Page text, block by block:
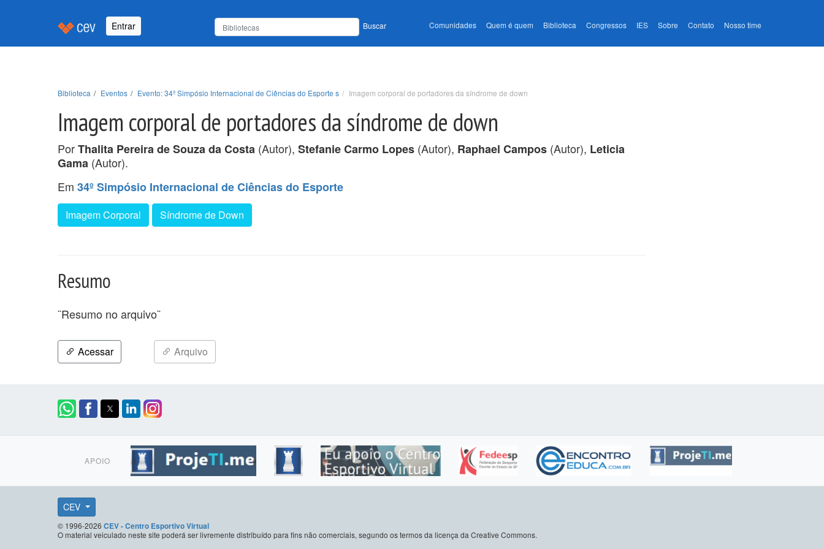
Entrar Buscar Comunidades Quem é quem Biblioteca Congressos IES Sobre Contato Nosso time
Biblioteca Eventos Evento: 34º Simpósio Internacional de Ciências do Esporte s Imagem corporal de portadores da síndrome de down
Imagem corporal de portadores da síndrome de down
PorThalita Pereira de Souza da Costa (Autor), Stefanie Carmo Lopes (Autor), Raphael Campos (Autor), Leticia
Gama (Autor).
Em 34º Simpósio Internacional de Ciências do Esporte
Imagem Corporal Síndrome de Down
Resumo
¨Resumo no arquivo¨
Acessar Arquivo
APOIO
CEV
© 1996-2026 CEV - Centro Esportivo Virtual
O material veiculado neste site poderá ser livremente distribuído para fins não comerciais, segundo os termos da licença da Creative Commons.